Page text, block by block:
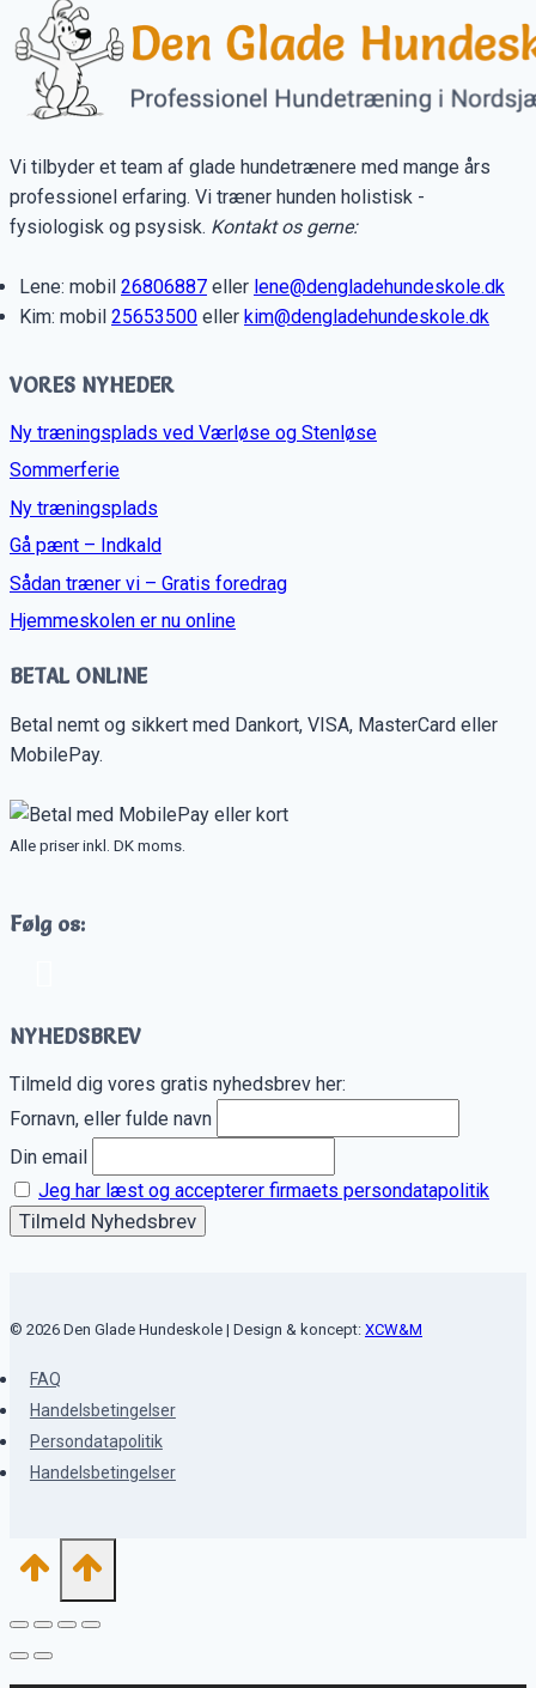
Vi tilbyder et team af glade hundetrænere med mange års
professionel erfaring. Vi træner hunden holistisk -
fysiologisk og psysisk. Kontakt os gerne:
Lene: mobil 26806887 eller lene@dengladehundeskole.dk
Kim: mobil 25653500 eller kim@dengladehundeskole.dk
VORES NYHEDER
Ny træningsplads ved Værløse og Stenløse
Sommerferie
Ny træningsplads
Gå pænt – Indkald
Sådan træner vi – Gratis foredrag
Hjemmeskolen er nu online
BETAL ONLINE
Betal nemt og sikkert med Dankort, VISA, MasterCard eller
MobilePay.
Alle priser inkl. DK moms.
Følg os:
NYHEDSBREV
Tilmeld dig vores gratis nyhedsbrev her:
Fornavn, eller fulde navn
Din email
Jeg har læst og accepterer firmaets persondatapolitik
© 2026 Den Glade Hundeskole | Design & koncept: XCW&M
FAQ
Handelsbetingelser
Persondatapolitik
Handelsbetingelser